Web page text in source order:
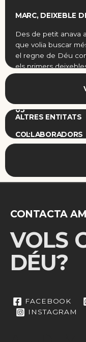
MARC, DEIXEBLE
Des de petit anava
que volia buscar
el regne de Déu
els primers
05
ALTRES ENTITATS
COL·LABORADORS
CONTACTA
VOLS
DÉU?
FACEBOOK
INSTAGRAM